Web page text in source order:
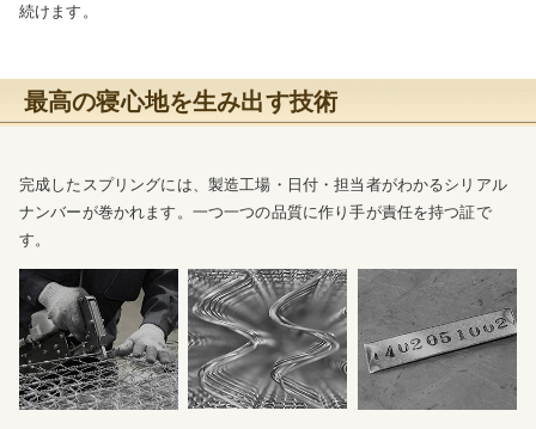
続けます。
最高の寝心地を生み出す技術
完成したスプリングには、製造工場・日付・担当者がわかるシリアル
ナンバーが巻かれます。一つ一つの品質に作り手が責任を持つ証で
す。